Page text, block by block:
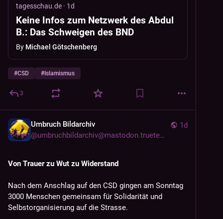
tagesschau.de · 1d
Keine Infos zum Netzwerk des Abdul
B.: Das Schweigen des BND
By Michael Götschenberg
#CSD #Islamismus
3
1d
Umbruch Bildarchiv
@umbruchbildarchiv@mastodon.trueten.de
Von Trauer zu Wut zu Widerstand
Nach dem Anschlag auf den CSD gingen am Sonntag
3000 Menschen gemeinsam für Solidarität und
Selbstorganisierung auf die Strasse.